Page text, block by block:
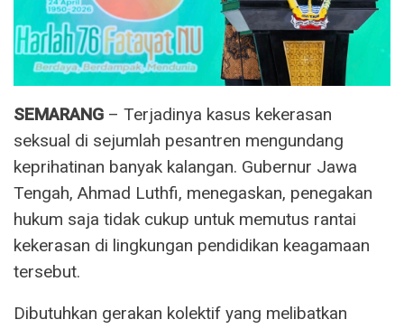
SEMARANG – Terjadinya kasus kekerasan
seksual di sejumlah pesantren mengundang
keprihatinan banyak kalangan. Gubernur Jawa
Tengah, Ahmad Luthfi, menegaskan, penegakan
hukum saja tidak cukup untuk memutus rantai
kekerasan di lingkungan pendidikan keagamaan
tersebut.
Dibutuhkan gerakan kolektif yang melibatkan